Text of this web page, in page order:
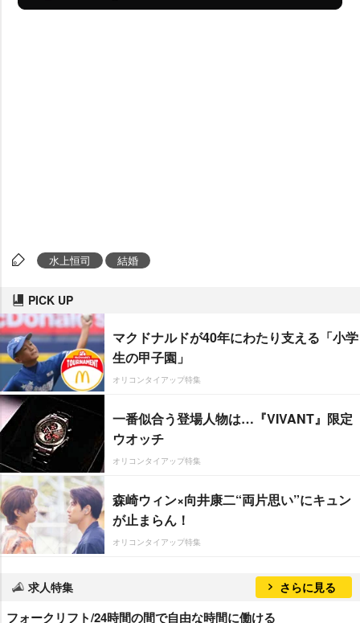
水上恒司 結婚
PICK UP
マクドナルドが40年にわたり支える「小学
生の甲子園」
オリコンタイアップ特集
一番似合う登場人物は…『VIVANT』限定
ウオッチ
オリコンタイアップ特集
森崎ウィン×向井康二“両片思い”にキュン
が止まらん！
オリコンタイアップ特集
求人特集 さらに見る
フォークリフト/24時間の間で自由な時間に働ける